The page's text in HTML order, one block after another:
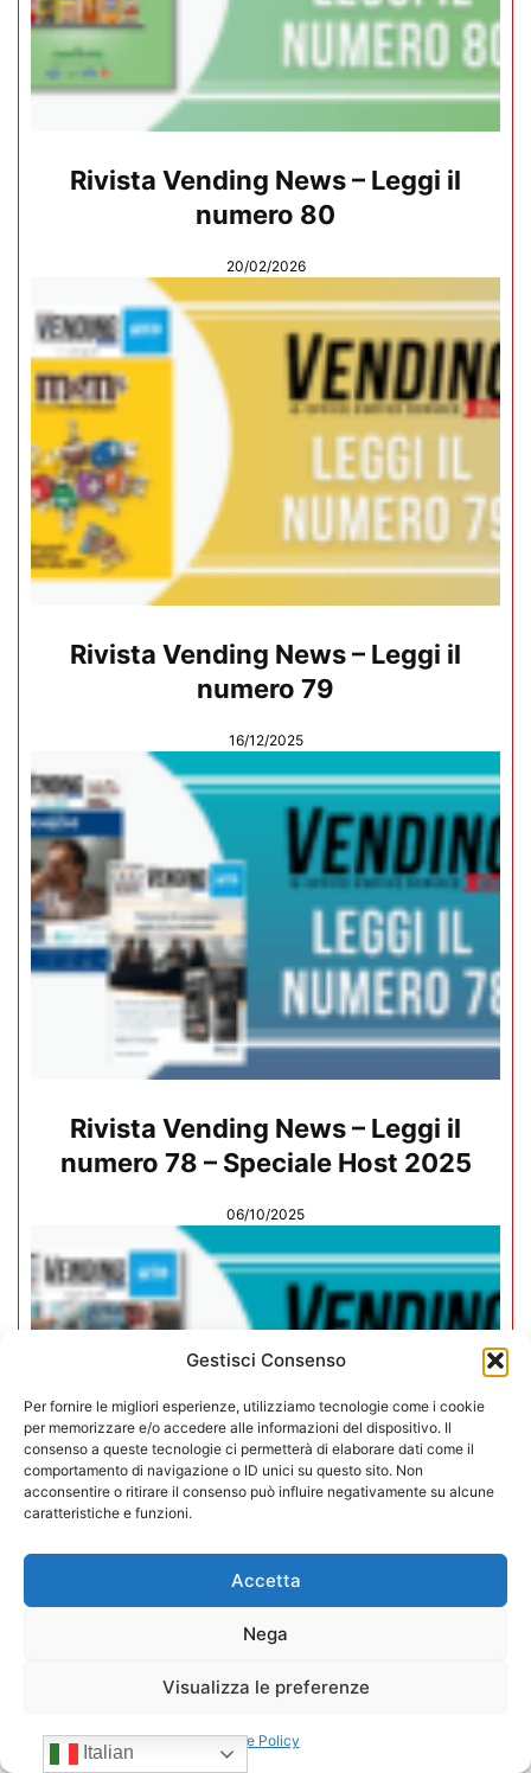
Gestisci Consenso
Per fornire le migliori esperienze, utilizziamo tecnologie come i cookie
per memorizzare e/o accedere alle informazioni del dispositivo. Il
consenso a queste tecnologie ci permetterà di elaborare dati come il
comportamento di navigazione o ID unici su questo sito. Non
acconsentire o ritirare il consenso può influire negativamente su alcune
caratteristiche e funzioni.
Accetta
Nega
Visualizza le preferenze
Cookie Policy
Rivista Vending News – Leggi il
numero 80
20/02/2026
Rivista Vending News – Leggi il
numero 79
16/12/2025
Rivista Vending News – Leggi il
numero 78 – Speciale Host 2025
06/10/2025
Rivista Vending News – Leggi il
numero 77
18/07/2025
Italian